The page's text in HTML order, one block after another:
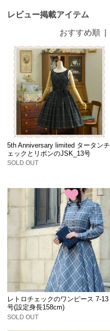
レビュー掲載アイテム
おすすめ順
5th Anniversary limited タータンチ
ェックとリボンのJSK_13号
SOLD OUT
レトロチェックのワンピース 7-13
号(設定身長158cm)
SOLD OUT